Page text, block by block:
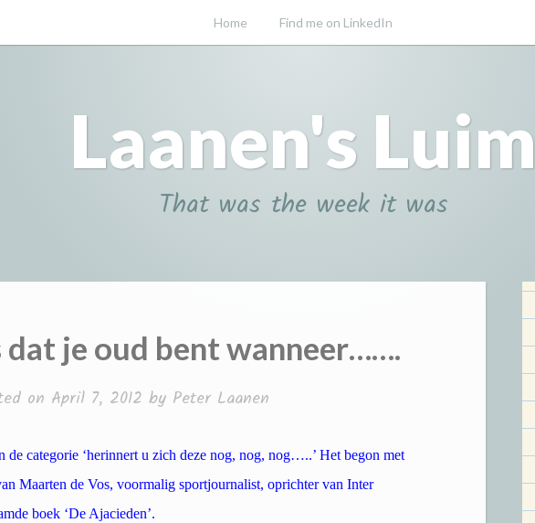
Home Find me on LinkedIn
Laanen's Luim
That was the week it was
dat je oud bent wanneer…….
on April 7, 2012 by Peter Laanen
de categorie ‘herinnert u zich deze nog, nog, nog…..’ Het begon met
Maarten de Vos, voormalig sportjournalist, oprichter van Inter
boek ‘De Ajacieden’.